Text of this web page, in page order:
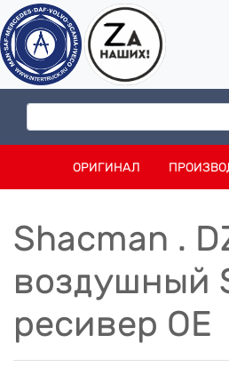
ОРИГИНАЛ
Shacman .
воздушный
ресивер OE